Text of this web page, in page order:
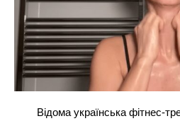
Відома українська фітнес-